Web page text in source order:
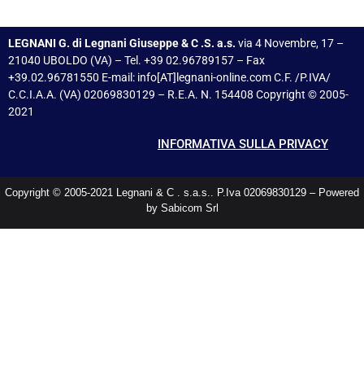
LEGNANI G. di Legnani Giuseppe & C .S. a.s. via 4 Novembre, 17 –
21040 UBOLDO (VA) – Tel. +39 02.96789157 – Fax
+39.02.96781550 E-mail: info[AT]legnani-online.com C.F. /P.IVA/
C.C.I.A.A. (VA) 02069830129 – R.E.A. N. 154408 Copyright © 2005-
2021
INFORMATIVA SULLA PRIVACY
Copyright © 2005-2021 Legnani & C . s.a.s.. P.Iva 02069830129 – Powered
by Sabicom Srl